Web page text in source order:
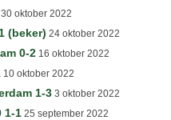
30 oktober 2022
(beker) 24 oktober 2022
0-2 16 oktober 2022
10 oktober 2022
1-3 3 oktober 2022
1-1 25 september 2022